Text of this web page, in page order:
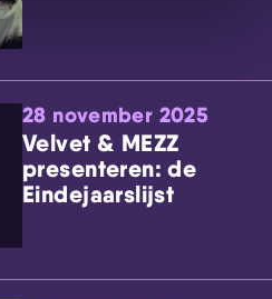
28 november 2025
Velvet & MEZZ
presenteren: de
Eindejaarslijst